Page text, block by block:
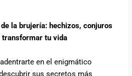
la brujería: hechizos, conjuros
transformar tu vida
en el enigmático
sus secretos más